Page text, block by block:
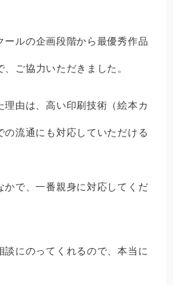
ールの企画段階から最優秀作品
ご協力いただきました。
理由は、高い印刷技術（絵本カ
の流通にも対応していただける
かで、一番親身に対応してくだ
談にのってくれるので、本当に